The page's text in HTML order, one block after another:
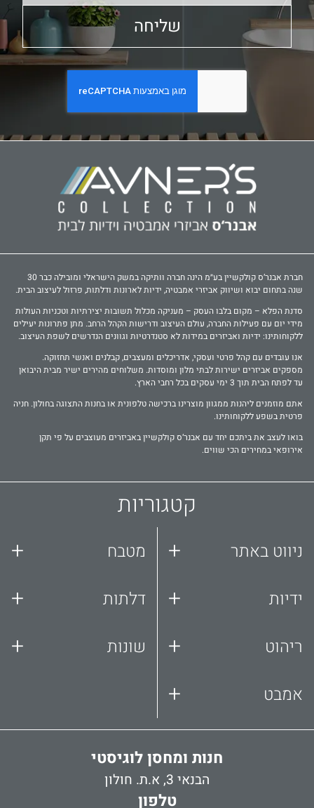
שליחה
חברת אבנר‘ס קולקשיין בע״מ הינה חברה וותיקה במשק הישראלי ומובילה כבר 30
שנה בתחום יבוא ושיווק אביזרי אמבטיה, ידיות לארונות ודלתות, פרזול לעיצוב הבית.
סדנת הפלא – מקום בלבו העסק – מעניקה מכלול תשובות יצירתיות וטכניות העולות
מידי יום עם פעילות החברה, עולם העיצוב ודרישות הקהל הרחב. מתן פתרונות יעילים
ללקוחותינו: ידיות ואביזרים במידות לא סטנדרטיות וגוונים הנדרשים לשפת העיצוב.
אנו עובדים עם קהל פרטי ועסקי, אדריכלים ומעצבים, קבלנים ואנשי תחזוקה.
מספקים אביזרים ישירות לבתי מלון ומוסדות. משלוחים מהירים ישיר מבית היבואן
עד לפתח הבית תוך 3 ימי עסקים בכל רחבי הארץ.
אתם מוזמנים ליהנות ממגוון מוצרינו ברכישה טלפונית או בחנות התצוגה בחולון. חניה
פרטית בשפע ללקוחותינו.
בואו לעצב את ביתכם יחד עם אבנר‘ס קולקשיין באביזרים מעוצבים על פי תקן
אירופאי במחירים הכי שווים.
קטגוריות
ניווט באתר +
ידיות +
ריהוט +
אמבט +
מטבח +
דלתות +
שונות +
חנות ומחסן לוגיסטי
הבנאי 3, א.ת. חולון
טלפון